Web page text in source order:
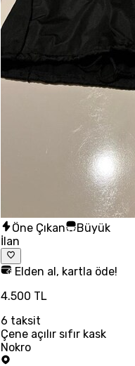
Öne Çıkan
Büyük
İlan
Elden al, kartla öde!
4.500 TL
6 taksit
Çene açılır sıfır kask
Nokro